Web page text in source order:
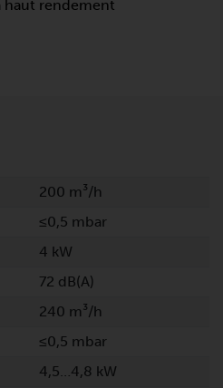
haut rendement
200 m³/h
≤0,5 mbar
4 kW
72 dB(A)
240 m³/h
≤0,5 mbar
4,5…4,8 kW